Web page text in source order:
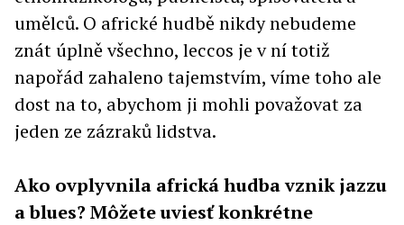
umělců. O africké hudbě nikdy nebudeme
znát úplně všechno, leccos je v ní totiž
napořád zahaleno tajemstvím, víme toho ale
dost na to, abychom ji mohli považovat za
jeden ze zázraků lidstva.
Ako ovplyvnila africká hudba vznik jazzu
a blues? Môžete uviesť konkrétne